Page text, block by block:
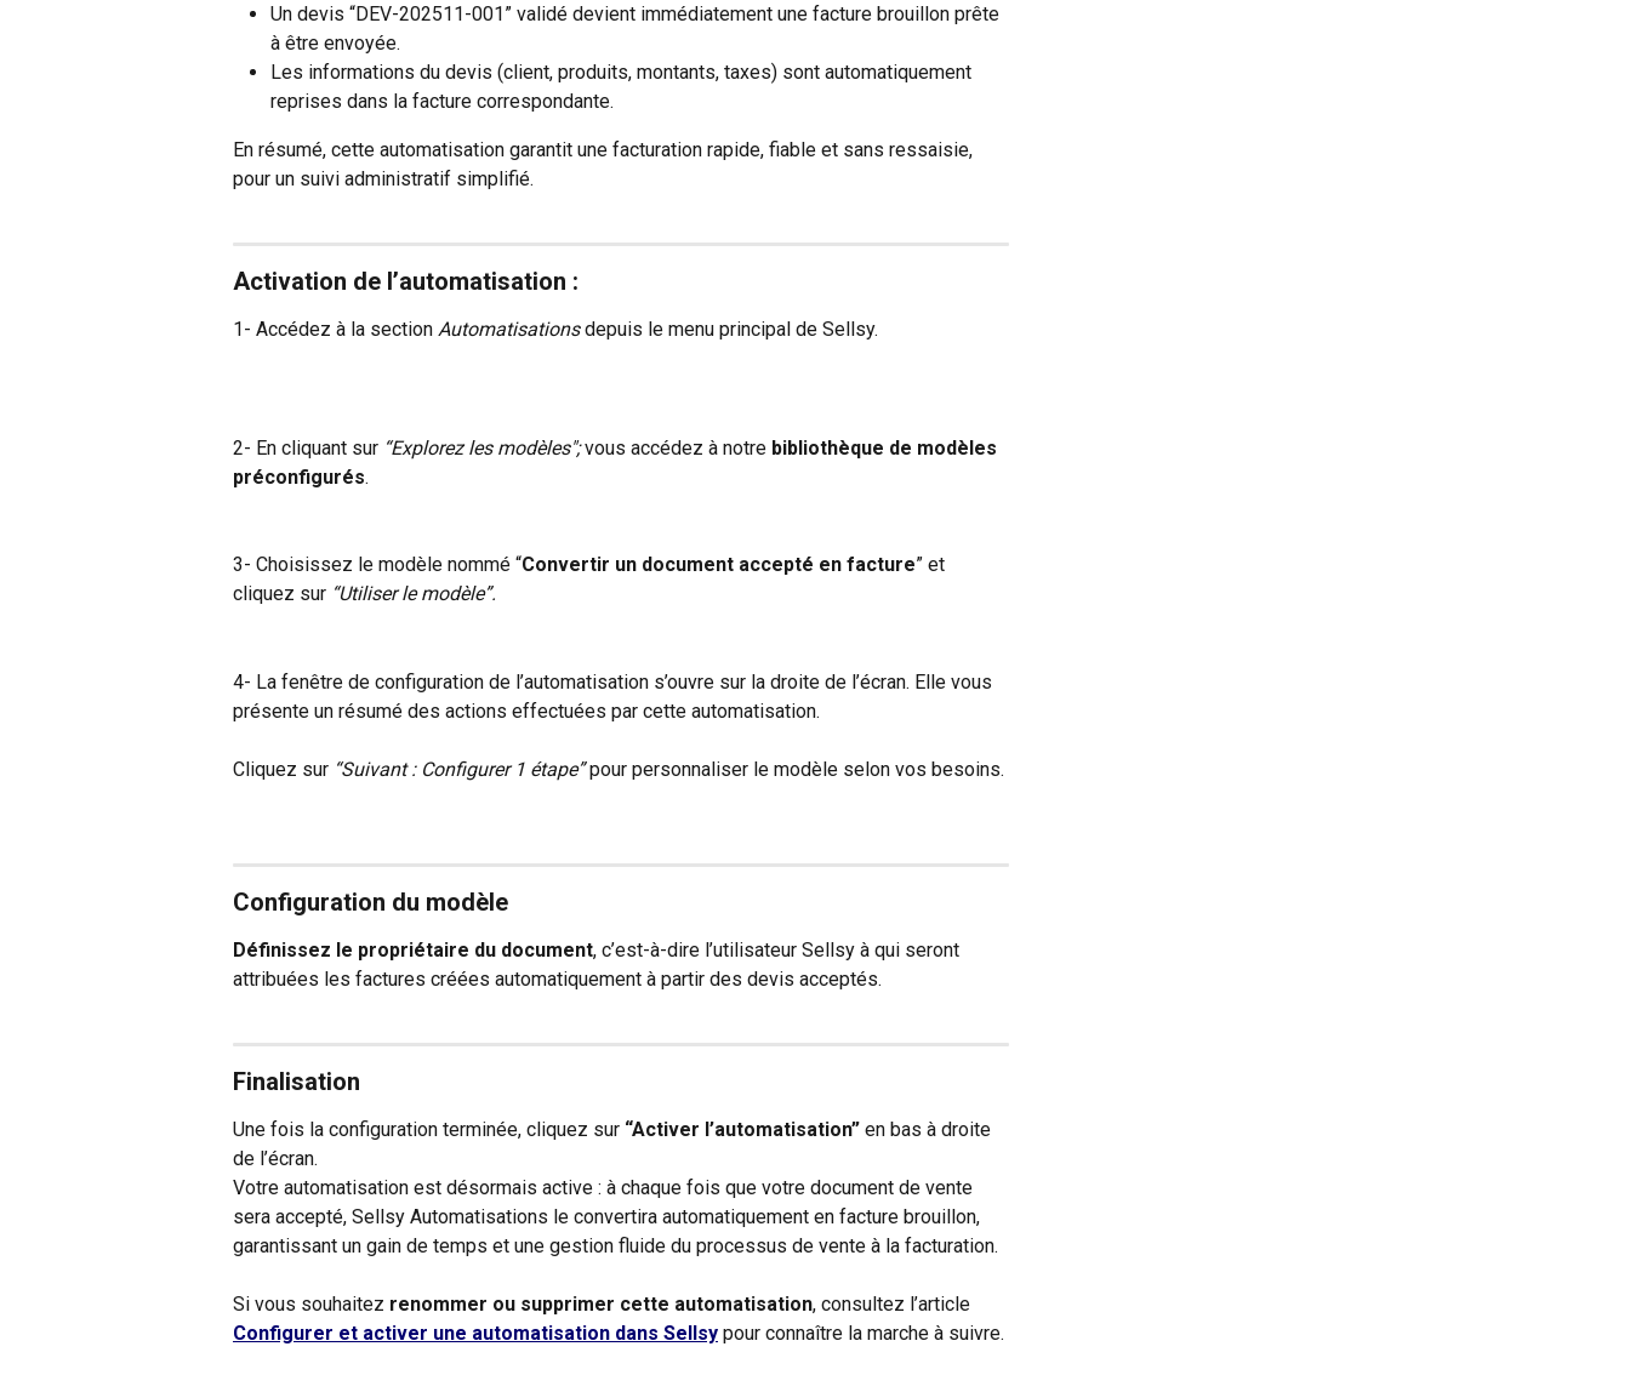
Un devis “DEV-202511-001” validé devient immédiatement une facture brouillon prête
à être envoyée.
Les informations du devis (client, produits, montants, taxes) sont automatiquement
reprises dans la facture correspondante.
En résumé, cette automatisation garantit une facturation rapide, fiable et sans ressaisie,
pour un suivi administratif simplifié.
Activation de l’automatisation :
1- Accédez à la section Automatisations depuis le menu principal de Sellsy.
2- En cliquant sur “Explorez les modèles"; vous accédez à notre bibliothèque de modèles
préconfigurés.
3- Choisissez le modèle nommé “Convertir un document accepté en facture” et
cliquez sur “Utiliser le modèle”.
4- La fenêtre de configuration de l’automatisation s’ouvre sur la droite de l’écran. Elle vous
présente un résumé des actions effectuées par cette automatisation.
Cliquez sur “Suivant : Configurer 1 étape” pour personnaliser le modèle selon vos besoins.
Configuration du modèle
Définissez le propriétaire du document, c’est-à-dire l’utilisateur Sellsy à qui seront
attribuées les factures créées automatiquement à partir des devis acceptés.
Finalisation
Une fois la configuration terminée, cliquez sur “Activer l’automatisation” en bas à droite
de l’écran.
Votre automatisation est désormais active : à chaque fois que votre document de vente
sera accepté, Sellsy Automatisations le convertira automatiquement en facture brouillon,
garantissant un gain de temps et une gestion fluide du processus de vente à la facturation.
Si vous souhaitez renommer ou supprimer cette automatisation, consultez l’article
Configurer et activer une automatisation dans Sellsy pour connaître la marche à suivre.